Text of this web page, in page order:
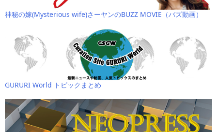
神秘の嫁(Mysterious wife)さーヤンのBUZZ MOVIE（バズ動画）
GURURI World トピックまとめ